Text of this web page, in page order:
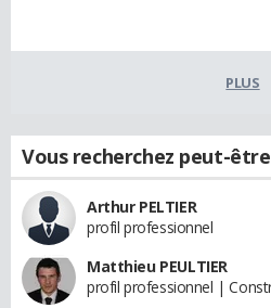
PLUS
Vous recherchez peut-être
Arthur PELTIER
profil professionnel
Matthieu PEULTIER
profil professionnel |